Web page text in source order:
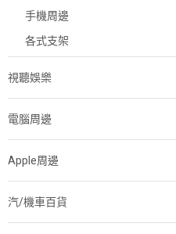
手機周邊
各式支架
視聽娛樂
電腦周邊
Apple周邊
汽/機車百貨